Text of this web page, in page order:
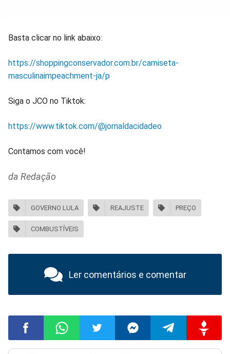
Basta clicar no link abaixo:
https://shoppingconservador.com.br/camiseta-
masculinaimpeachment-ja/p
Siga o JCO no Tiktok:
https://www.tiktok.com/@jornaldacidadeo
Contamos com você!
da Redação
GOVERNO LULA REAJUSTE PREÇO
COMBUSTÍVEIS
Ler comentários e comentar